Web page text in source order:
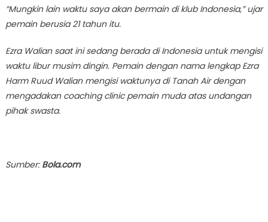
“Mungkin lain waktu saya akan bermain di klub Indonesia,” ujar
pemain berusia 21 tahun itu.
Ezra Walian saat ini sedang berada di Indonesia untuk mengisi
waktu libur musim dingin. Pemain dengan nama lengkap Ezra
Harm Ruud Walian mengisi waktunya di Tanah Air dengan
mengadakan coaching clinic pemain muda atas undangan
pihak swasta.
Sumber: Bola.com